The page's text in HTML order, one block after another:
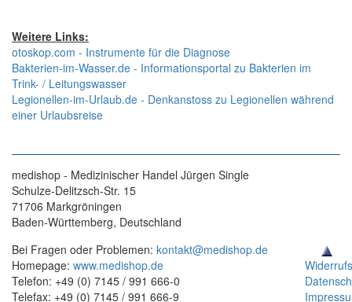
Weitere Links:
otoskop.com - Instrumente für die Diagnose
Bakterien-im-Wasser.de - Informationsportal zu Bakterien im
Trink- / Leitungswasser
Legionellen-im-Urlaub.de - Denkanstoss zu Legionellen während
einer Urlaubsreise
medishop - Medizinischer Handel Jürgen Single
Schulze-Delitzsch-Str. 15
71706 Markgröningen
Baden-Württemberg, Deutschland
Bei Fragen oder Problemen: kontakt@medishop.de
Homepage: www.medishop.de
Telefon: +49 (0) 7145 / 991 666-0
Telefax: +49 (0) 7145 / 991 666-9